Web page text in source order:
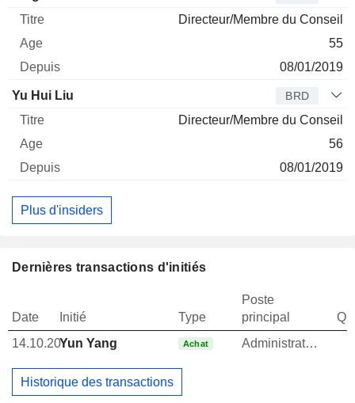
Directeur/Membre du Conseil
55
08/01/2019
Yu Hui Liu BRD
Directeur/Membre du Conseil
56
08/01/2019
Plus d'insiders
Dernières transactions d'initiés
Date Initié Type
Poste
principal
14.10.20Yun Yang Achat Administrateur
Historique des transactions